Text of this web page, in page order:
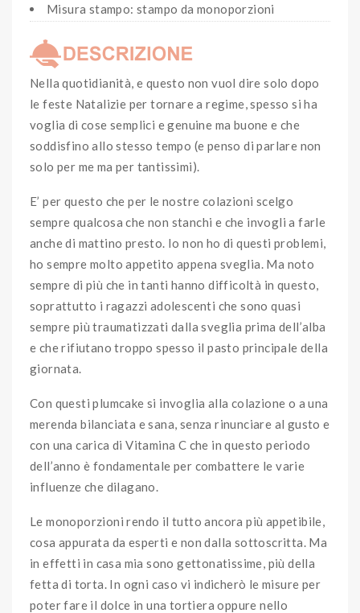
Misura stampo: stampo da monoporzioni
Nella quotidianità, e questo non vuol dire solo dopo
le feste Natalizie per tornare a regime, spesso si ha
voglia di cose semplici e genuine ma buone e che
soddisfino allo stesso tempo (e penso di parlare non
solo per me ma per tantissimi).
E’ per questo che per le nostre colazioni scelgo
sempre qualcosa che non stanchi e che invogli a farle
anche di mattino presto. Io non ho di questi problemi,
ho sempre molto appetito appena sveglia. Ma noto
sempre di più che in tanti hanno difficoltà in questo,
soprattutto i ragazzi adolescenti che sono quasi
sempre più traumatizzati dalla sveglia prima dell’alba
e che rifiutano troppo spesso il pasto principale della
giornata.
Con questi plumcake si invoglia alla colazione o a una
merenda bilanciata e sana, senza rinunciare al gusto e
con una carica di Vitamina C che in questo periodo
dell’anno è fondamentale per combattere le varie
influenze che dilagano.
Le monoporzioni rendo il tutto ancora più appetibile,
cosa appurata da esperti e non dalla sottoscritta. Ma
in effetti in casa mia sono gettonatissime, più della
fetta di torta. In ogni caso vi indicherò le misure per
poter fare il dolce in una tortiera oppure nello